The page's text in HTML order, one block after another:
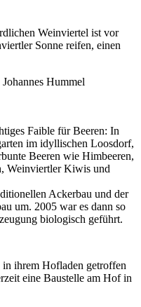
Weinviertel ist vor
Sonne reifen, einen
Hummel
Faible für Beeren: In
im idyllischen Loosdorf,
Beeren wie Himbeeren,
Weinviertler Kiwis und
Ackerbau und der
um. 2005 war es dann so
biologisch geführt.
ihrem Hofladen getroffen
eine Baustelle am Hof in